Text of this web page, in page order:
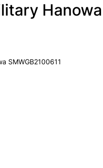
SMWGB2100611